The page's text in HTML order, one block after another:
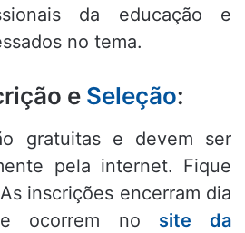
da educação e
no tema.
e Seleção:
gratuitas e devem ser
pela internet. Fique
inscrições encerram dia
ocorrem no site da